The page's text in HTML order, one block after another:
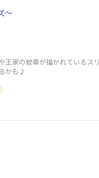
～
家の紋章が描かれている
かも♪